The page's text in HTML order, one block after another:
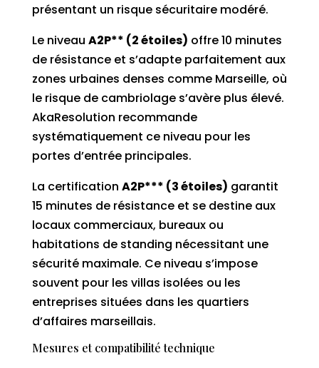
présentant un risque sécuritaire modéré.
Le niveau A2P** (2 étoiles) offre 10 minutes
de résistance et s’adapte parfaitement aux
zones urbaines denses comme Marseille, où
le risque de cambriolage s’avère plus élevé.
AkaResolution recommande
systématiquement ce niveau pour les
portes d’entrée principales.
La certification A2P*** (3 étoiles) garantit
15 minutes de résistance et se destine aux
locaux commerciaux, bureaux ou
habitations de standing nécessitant une
sécurité maximale. Ce niveau s’impose
souvent pour les villas isolées ou les
entreprises situées dans les quartiers
d’affaires marseillais.
Mesures et compatibilité technique